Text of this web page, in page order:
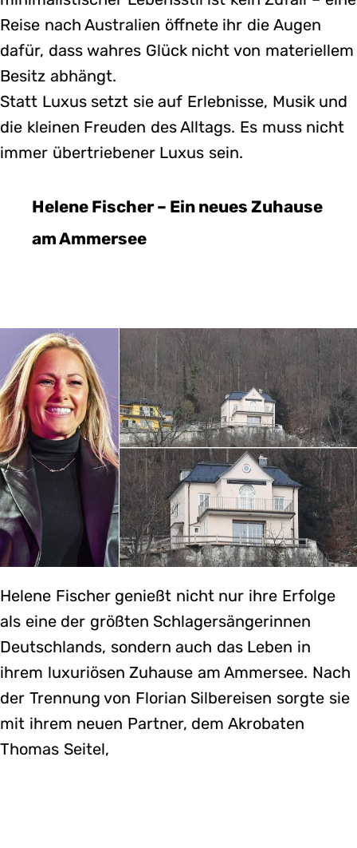
Reise nach Australien öffnete ihr die Augen
dafür, dass wahres Glück nicht von materiellem
Besitz abhängt.
Statt Luxus setzt sie auf Erlebnisse, Musik und
die kleinen Freuden des Alltags. Es muss nicht
immer übertriebener Luxus sein.
Helene Fischer – Ein neues Zuhause
am Ammersee
Helene Fischer genießt nicht nur ihre Erfolge
als eine der größten Schlagersängerinnen
Deutschlands, sondern auch das Leben in
ihrem luxuriösen Zuhause am Ammersee. Nach
der Trennung von Florian Silbereisen sorgte sie
mit ihrem neuen Partner, dem Akrobaten
Thomas Seitel,